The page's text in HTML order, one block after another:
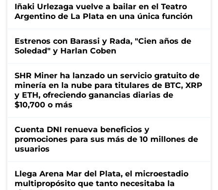
Iñaki Urlezaga vuelve a bailar en el Teatro
Argentino de La Plata en una única función
Estrenos con Barassi y Rada, "Cien años de
Soledad" y Harlan Coben
SHR Miner ha lanzado un servicio gratuito de
minería en la nube para titulares de BTC, XRP
y ETH, ofreciendo ganancias diarias de
$10,700 o más
Cuenta DNI renueva beneficios y
promociones para sus más de 10 millones de
usuarios
Llega Arena Mar del Plata, el microestadio
multipropósito que tanto necesitaba la